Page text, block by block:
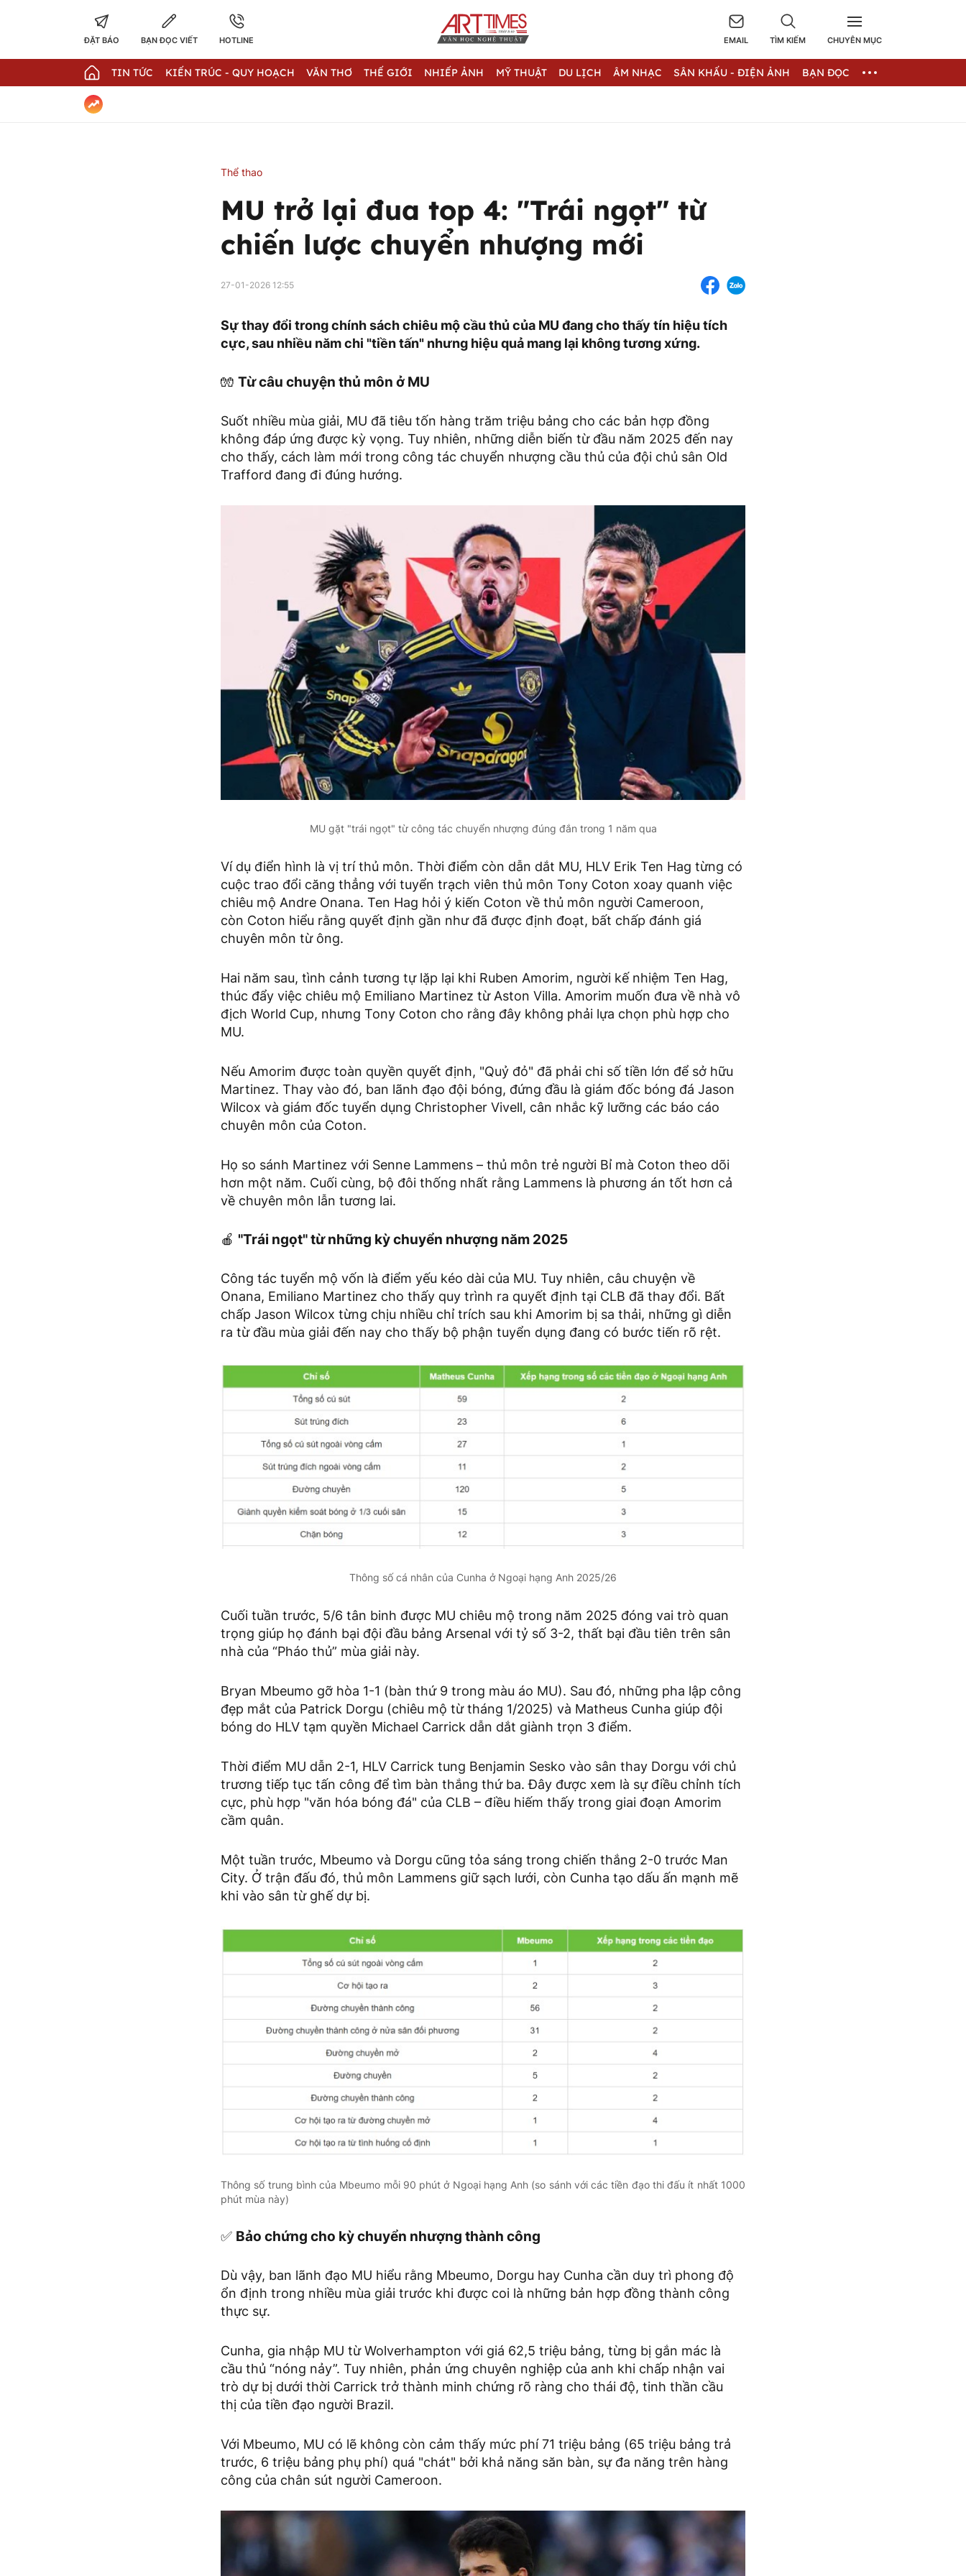
ĐẶT BÁO BẠN ĐỌC VIẾT HOTLINE EMAIL TÌM KIẾM CHUYÊN MỤC
TIN TỨC KIẾN TRÚC - QUY HOẠCH VĂN THƠ THẾ GIỚI NHIẾP ẢNH MỸ THUẬT DU LỊCH ÂM NHẠC SÂN KHẤU - ĐIỆN ẢNH BẠN ĐỌC
Thể thao
MU trở lại đua top 4: "Trái ngọt" từ
chiến lược chuyển nhượng mới
27-01-2026 12:55
Sự thay đổi trong chính sách chiêu mộ cầu thủ của MU đang cho thấy tín hiệu tích
cực, sau nhiều năm chi "tiền tấn" nhưng hiệu quả mang lại không tương xứng.
🧤 Từ câu chuyện thủ môn ở MU
Suốt nhiều mùa giải, MU đã tiêu tốn hàng trăm triệu bảng cho các bản hợp đồng
không đáp ứng được kỳ vọng. Tuy nhiên, những diễn biến từ đầu năm 2025 đến nay
cho thấy, cách làm mới trong công tác chuyển nhượng cầu thủ của đội chủ sân Old
Trafford đang đi đúng hướng.
MU gặt "trái ngọt" từ công tác chuyển nhượng đúng đắn trong 1 năm qua
Ví dụ điển hình là vị trí thủ môn. Thời điểm còn dẫn dắt MU, HLV Erik Ten Hag từng có
cuộc trao đổi căng thẳng với tuyển trạch viên thủ môn Tony Coton xoay quanh việc
chiêu mộ Andre Onana. Ten Hag hỏi ý kiến Coton về thủ môn người Cameroon,
còn Coton hiểu rằng quyết định gần như đã được định đoạt, bất chấp đánh giá
chuyên môn từ ông.
Hai năm sau, tình cảnh tương tự lặp lại khi Ruben Amorim, người kế nhiệm Ten Hag,
thúc đẩy việc chiêu mộ Emiliano Martinez từ Aston Villa. Amorim muốn đưa về nhà vô
địch World Cup, nhưng Tony Coton cho rằng đây không phải lựa chọn phù hợp cho
MU.
Nếu Amorim được toàn quyền quyết định, "Quỷ đỏ" đã phải chi số tiền lớn để sở hữu
Martinez. Thay vào đó, ban lãnh đạo đội bóng, đứng đầu là giám đốc bóng đá Jason
Wilcox và giám đốc tuyển dụng Christopher Vivell, cân nhắc kỹ lưỡng các báo cáo
chuyên môn của Coton.
Họ so sánh Martinez với Senne Lammens – thủ môn trẻ người Bỉ mà Coton theo dõi
hơn một năm. Cuối cùng, bộ đôi thống nhất rằng Lammens là phương án tốt hơn cả
về chuyên môn lẫn tương lai.
🍎 "Trái ngọt" từ những kỳ chuyển nhượng năm 2025
Công tác tuyển mộ vốn là điểm yếu kéo dài của MU. Tuy nhiên, câu chuyện về
Onana, Emiliano Martinez cho thấy quy trình ra quyết định tại CLB đã thay đổi. Bất
chấp Jason Wilcox từng chịu nhiều chỉ trích sau khi Amorim bị sa thải, những gì diễn
ra từ đầu mùa giải đến nay cho thấy bộ phận tuyển dụng đang có bước tiến rõ rệt.
Thông số cá nhân của Cunha ở Ngoại hạng Anh 2025/26
Cuối tuần trước, 5/6 tân binh được MU chiêu mộ trong năm 2025 đóng vai trò quan
trọng giúp họ đánh bại đội đầu bảng Arsenal với tỷ số 3-2, thất bại đầu tiên trên sân
nhà của “Pháo thủ” mùa giải này.
Bryan Mbeumo gỡ hòa 1-1 (bàn thứ 9 trong màu áo MU). Sau đó, những pha lập công
đẹp mắt của Patrick Dorgu (chiêu mộ từ tháng 1/2025) và Matheus Cunha giúp đội
bóng do HLV tạm quyền Michael Carrick dẫn dắt giành trọn 3 điểm.
Thời điểm MU dẫn 2-1, HLV Carrick tung Benjamin Sesko vào sân thay Dorgu với chủ
trương tiếp tục tấn công để tìm bàn thắng thứ ba. Đây được xem là sự điều chỉnh tích
cực, phù hợp "văn hóa bóng đá" của CLB – điều hiếm thấy trong giai đoạn Amorim
cầm quân.
Một tuần trước, Mbeumo và Dorgu cũng tỏa sáng trong chiến thắng 2-0 trước Man
City. Ở trận đấu đó, thủ môn Lammens giữ sạch lưới, còn Cunha tạo dấu ấn mạnh mẽ
khi vào sân từ ghế dự bị.
Thông số trung bình của Mbeumo mỗi 90 phút ở Ngoại hạng Anh (so sánh với các tiền đạo thi đấu ít nhất 1000
phút mùa này)
✅ Bảo chứng cho kỳ chuyển nhượng thành công
Dù vậy, ban lãnh đạo MU hiểu rằng Mbeumo, Dorgu hay Cunha cần duy trì phong độ
ổn định trong nhiều mùa giải trước khi được coi là những bản hợp đồng thành công
thực sự.
Cunha, gia nhập MU từ Wolverhampton với giá 62,5 triệu bảng, từng bị gắn mác là
cầu thủ “nóng nảy”. Tuy nhiên, phản ứng chuyên nghiệp của anh khi chấp nhận vai
trò dự bị dưới thời Carrick trở thành minh chứng rõ ràng cho thái độ, tinh thần cầu
thị của tiền đạo người Brazil.
Với Mbeumo, MU có lẽ không còn cảm thấy mức phí 71 triệu bảng (65 triệu bảng trả
trước, 6 triệu bảng phụ phí) quá "chát" bởi khả năng săn bàn, sự đa năng trên hàng
công của chân sút người Cameroon.